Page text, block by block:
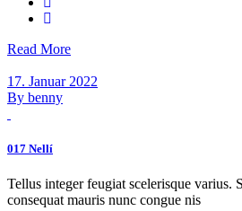
Read More
17. Januar 2022
By benny
017 Nellí
Tellus integer feugiat scelerisque varius.
consequat mauris nunc congue nis